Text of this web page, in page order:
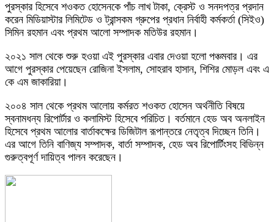
পুরস্কার হিসেবে শওকত হোসেনকে পাঁচ লাখ টাকা, ক্রেস্ট ও সনদপত্র প্রদান
করেন মিডিয়াস্টার লিমিটেড ও ট্রান্সকম গ্রুপের প্রধান নির্বাহী কর্মকর্তা (সিইও)
সিমিন রহমান এবং প্রথম আলো সম্পাদক মতিউর রহমান।
২০২১ সাল থেকে শুরু হওয়া এই পুরস্কার এবার দেওয়া হলো পঞ্চমবার। এর
আগে পুরস্কার পেয়েছেন রোজিনা ইসলাম, সোহরাব হাসান, শিশির মোড়ল এবং এ
কে এম জাকারিয়া।
২০০৪ সাল থেকে প্রথম আলোয় কর্মরত শওকত হোসেন অর্থনীতি বিষয়ে
স্বনামধন্য রিপোর্টার ও কলামিস্ট হিসেবে পরিচিত। বর্তমানে হেড অব অনলাইন
হিসেবে প্রথম আলোর বার্তাকক্ষের ডিজিটাল রূপান্তরে নেতৃত্ব দিচ্ছেন তিনি।
এর আগে তিনি বাণিজ্য সম্পাদক, বার্তা সম্পাদক, হেড অব রিপোর্টিংসহ বিভিন্ন
গুরুত্বপূর্ণ দায়িত্ব পালন করেছেন।